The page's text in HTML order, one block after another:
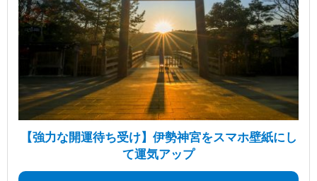
【強力な開運待ち受け】伊勢神宮をスマホ壁紙にし
て運気アップ